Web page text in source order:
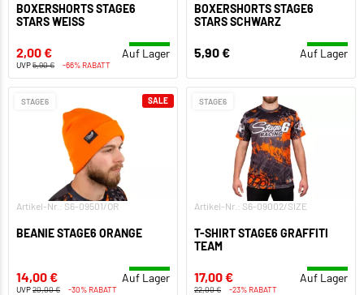
BOXERSHORTS STAGE6
STARS WEISS
2,00 € Auf Lager
UVP5,90 € -66% RABATT
BOXERSHORTS STAGE6
STARS SCHWARZ
5,90 € Auf Lager
STAGE6
Artikel-Nr.: S6-09501/OR
BEANIE STAGE6 ORANGE
14,00 € Auf Lager
UVP20,00 € -30% RABATT
SALE STAGE6
Artikel-Nr.: S6-09002/SIZE
T-SHIRT STAGE6 GRAFFITI
TEAM
17,00 € Auf Lager
22,00 € -23% RABATT